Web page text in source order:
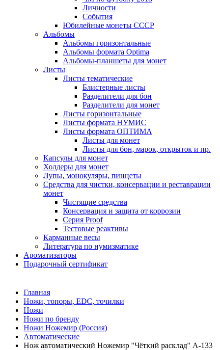
Личности
События
Юбилейные монеты СССР
Альбомы
Альбомы горизонтальные
Альбомы формата Optima
Альбомы-планшеты для монет
Листы
Листы тематические
Блистерные листы
Разделители для бон
Разделители для монет
Листы горизонтальные
Листы формата НУМИС
Листы формата ОПТИМА
Листы для монет
Листы для бон, марок, открыток и пр.
Капсулы для монет
Холдеры для монет
Лупы, монокуляры, пинцеты
Средства для чистки, консервации и реставрации
монет
Чистящие средства
Консервация и защита от коррозии
Серия Proof
Тестовые реактивы
Карманные весы
Литература по нумизматике
Ароматизаторы
Подарочный сертификат
Главная
Ножи, топоры, EDC, точилки
Ножи
Ножи по бренду
Ножи Ножемир (Россия)
Автоматические
Нож автоматический Ножемир "Чёткий расклад" A-133